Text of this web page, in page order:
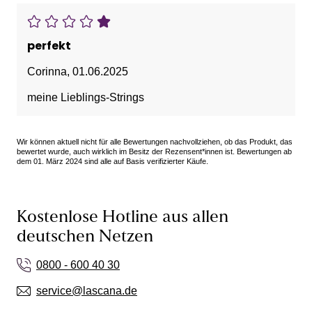
perfekt
Corinna, 01.06.2025
meine Lieblings-Strings
Wir können aktuell nicht für alle Bewertungen nachvollziehen, ob das Produkt, das
bewertet wurde, auch wirklich im Besitz der Rezensent*innen ist. Bewertungen ab
dem 01. März 2024 sind alle auf Basis verifizierter Käufe.
Kostenlose Hotline aus allen
deutschen Netzen
0800 - 600 40 30
service@lascana.de